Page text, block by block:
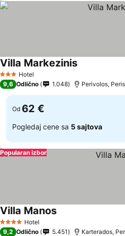
3 Zvezdice
Hotel
Villa MarkezinisPogledaj
9,6 Odlično 1.048 Perivolos,
Od 62 €
Pogledaj cene sa 5 sajtova
Popularan izbor
4 ZvezdiceHotel
Villa ManosPogledaj cene
9,2 Odlično 5.451 Karterados,